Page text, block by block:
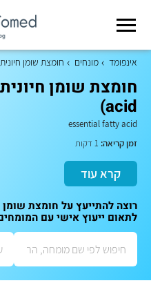
אינפומד מונחים חומצת שומן חיונית
acid)
essential fatty acid
זמן קריאה:
קרא עוד
לתאום ייעוץ אישי עם